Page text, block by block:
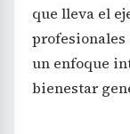
que lleva el
un enfoque
bienestar